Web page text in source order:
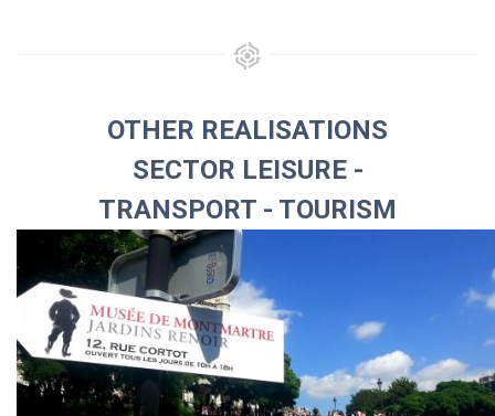
OTHER REALISATIONS
SECTOR LEISURE -
TRANSPORT - TOURISM